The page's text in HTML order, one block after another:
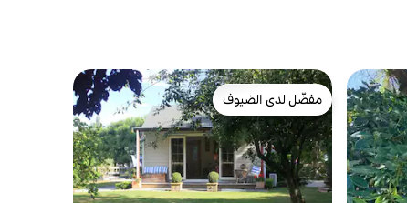
مفضّل لدى الضيوف
مفضّل لدى الضيوف